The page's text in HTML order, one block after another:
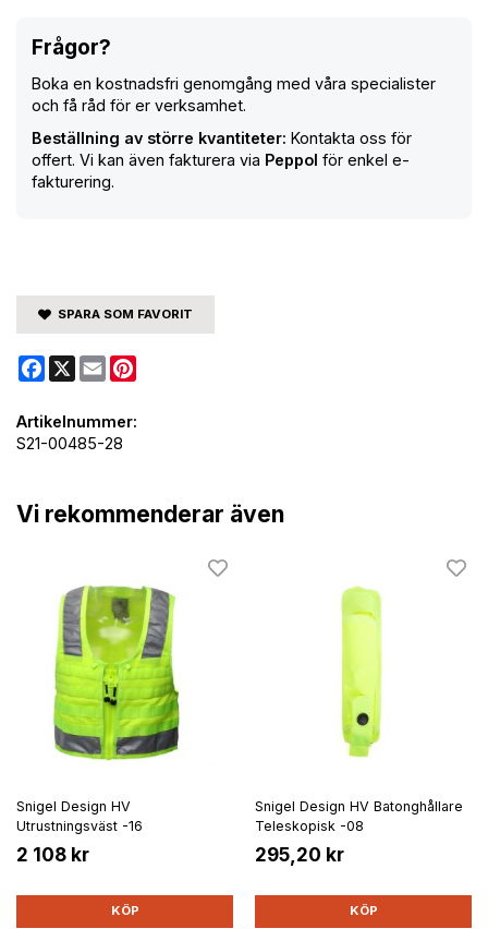
Frågor?
Boka en kostnadsfri genomgång med våra specialister
och få råd för er verksamhet.
Beställning av större kvantiteter: Kontakta oss för
offert. Vi kan även fakturera via Peppol för enkel e-
fakturering.
SPARA SOM FAVORIT
Facebook
X Email
Artikelnummer:
S21-00485-28
Vi rekommenderar även
Snigel Design HV
Utrustningsväst -16
2 108 kr
KÖP
Snigel Design HV Batonghållare
Teleskopisk -08
295,20 kr
KÖP